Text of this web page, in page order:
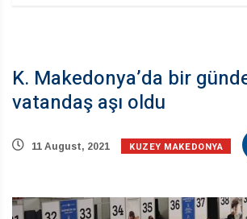
K. Makedonya’da bir
vatandaş aşı oldu
11 August, 2021 KUZEY MAKEDONYA